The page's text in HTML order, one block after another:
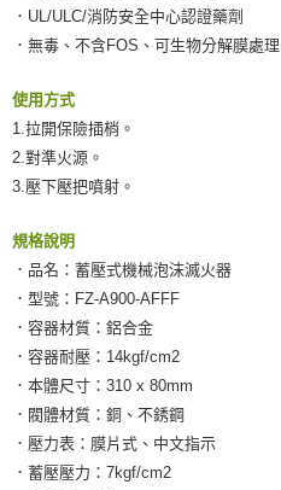
後付繳納相關費用。
是否繳費成功／繳費後需取消欲退款等
【注意事項】
１．透過由恩沛科技股份有限公司提供
易，需依本服務之必要範圍內提供個人
權轉讓予恩沛科技股份有限公司。
３．未成年的使用者請事先徵得法定代
「AFTEE先享後付」，若未經同意申辦
任。
時審查核予不同之上限額度；若仍有額
請求用戶進行身份認證。
５．嚴禁一人註冊多個帳號或使用他人
．UL/ULC/消防安全中心認證藥劑
．無毒、不含FOS、可生物分解膜處理
使用方式
1.拉開保險插梢。
2.對準火源。
3.壓下壓把噴射。
規格說明
．品名：蓄壓式機械泡沫滅火器
．型號：FZ-A900-AFFF
．容器材質：鋁合金
．容器耐壓：14kgf/cm2
．本體尺寸：310 x 80mm
．閥體材質：銅、不銹鋼
．壓力表：膜片式、中文指示
．蓄壓壓力：7kgf/cm2